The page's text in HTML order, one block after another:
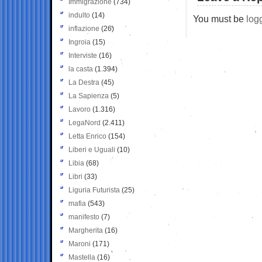
You must be
Immigrazione (734)
indulto (14)
inflazione (26)
Ingroia (15)
Interviste (16)
la casta (1.394)
La Destra (45)
La Sapienza (5)
Lavoro (1.316)
LegaNord (2.411)
Letta Enrico (154)
Liberi e Uguali (10)
Libia (68)
Libri (33)
Liguria Futurista (25)
mafia (543)
manifesto (7)
Margherita (16)
Maroni (171)
Mastella (16)